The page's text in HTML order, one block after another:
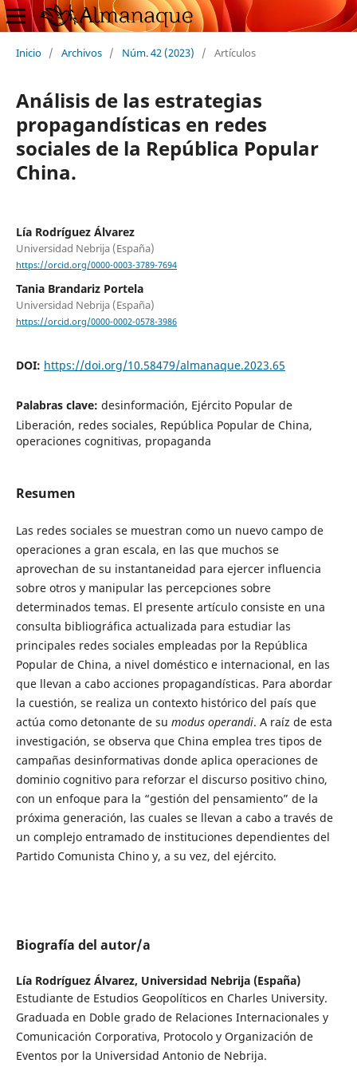
Inicio / Archivos / Núm. 42 (2023) / Artículos
Análisis de las estrategias
propagandísticas en redes
sociales de la República Popular
China.
Lía Rodríguez Álvarez
Universidad Nebrija (España)
https://orcid.org/0000-0003-3789-7694
Tania Brandariz Portela
Universidad Nebrija (España)
https://orcid.org/0000-0002-0578-3986
DOI: https://doi.org/10.58479/almanaque.2023.65
Palabras clave: desinformación, Ejército Popular de
Liberación, redes sociales, República Popular de China,
operaciones cognitivas, propaganda
Resumen
Las redes sociales se muestran como un nuevo campo de
operaciones a gran escala, en las que muchos se
aprovechan de su instantaneidad para ejercer influencia
sobre otros y manipular las percepciones sobre
determinados temas. El presente artículo consiste en una
consulta bibliográfica actualizada para estudiar las
principales redes sociales empleadas por la República
Popular de China, a nivel doméstico e internacional, en las
que llevan a cabo acciones propagandísticas. Para abordar
la cuestión, se realiza un contexto histórico del país que
actúa como detonante de su modus operandi. A raíz de esta
investigación, se observa que China emplea tres tipos de
campañas desinformativas donde aplica operaciones de
dominio cognitivo para reforzar el discurso positivo chino,
con un enfoque para la “gestión del pensamiento” de la
próxima generación, las cuales se llevan a cabo a través de
un complejo entramado de instituciones dependientes del
Partido Comunista Chino y, a su vez, del ejército.
Biografía del autor/a
Lía Rodríguez Álvarez, Universidad Nebrija (España)
Estudiante de Estudios Geopolíticos en Charles University.
Graduada en Doble grado de Relaciones Internacionales y
Comunicación Corporativa, Protocolo y Organización de
Eventos por la Universidad Antonio de Nebrija.